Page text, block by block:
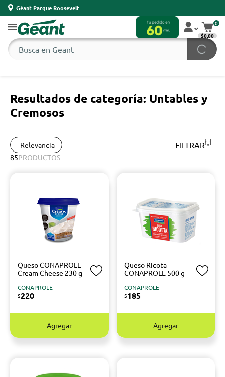
Géant Parque Roosevelt
0
$0,00
Resultados de categoría: Untables y
Cremosos
Relevancia FILTRAR
85PRODUCTOS
Queso CONAPROLE
Cream Cheese 230 g
CONAPROLE
$220
Agregar
Queso Ricota
CONAPROLE 500 g
CONAPROLE
$185
Agregar